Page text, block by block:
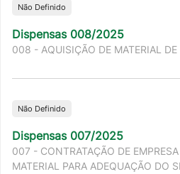
Não Definido
Dispensas 008/2025
008 - AQUISIÇÃO DE MATERIAL DE
Não Definido
Dispensas 007/2025
007 - CONTRATAÇÃO DE
MATERIAL PARA ADEQUAÇÃO DO